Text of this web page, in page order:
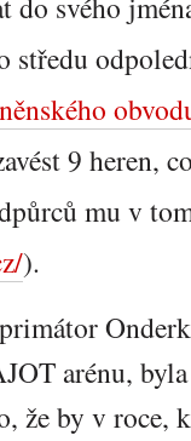
9 heren,
mu v
).
arénu,
že by v roce,